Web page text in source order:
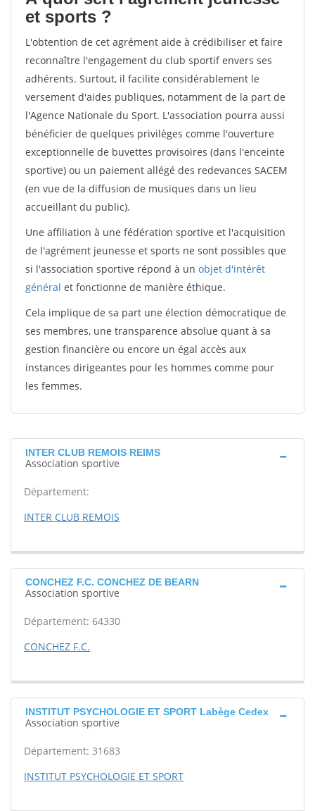
et sports ?
L'obtention de cet agrément aide à crédibiliser et faire
reconnaître l'engagement du club sportif envers ses
adhérents. Surtout, il facilite considérablement le
versement d'aides publiques, notamment de la part de
l'Agence Nationale du Sport. L'association pourra aussi
bénéficier de quelques privilèges comme l'ouverture
exceptionnelle de buvettes provisoires (dans l'enceinte
sportive) ou un paiement allégé des redevances SACEM
(en vue de la diffusion de musiques dans un lieu
accueillant du public).
Une affiliation à une fédération sportive et l'acquisition
de l'agrément jeunesse et sports ne sont possibles que
si l'association sportive répond à un objet d'intérêt
général et fonctionne de manière éthique.
Cela implique de sa part une élection démocratique de
ses membres, une transparence absolue quant à sa
gestion financière ou encore un égal accès aux
instances dirigeantes pour les hommes comme pour
les femmes.
INTER CLUB REMOIS REIMS
Association sportive
Département:
INTER CLUB REMOIS
CONCHEZ F.C. CONCHEZ DE BEARN
Association sportive
Département: 64330
CONCHEZ F.C.
INSTITUT PSYCHOLOGIE ET SPORT Labège Cedex
Association sportive
Département: 31683
INSTITUT PSYCHOLOGIE ET SPORT